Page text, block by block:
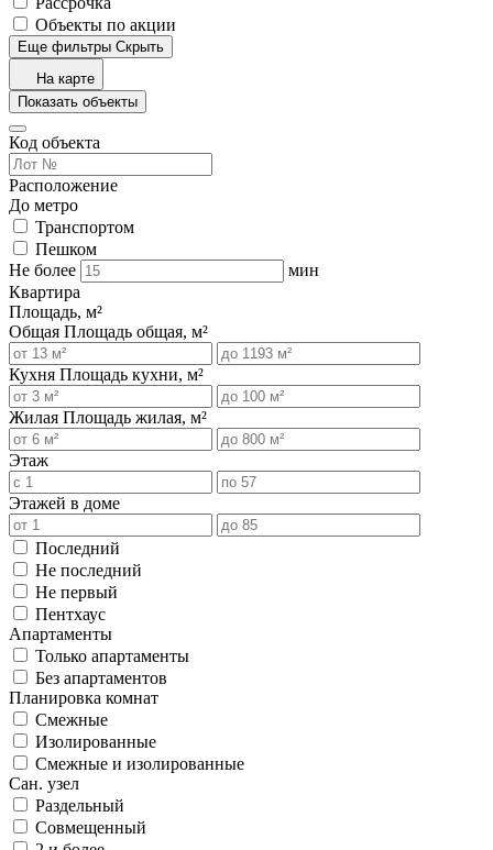
Объекты по акции
Еще фильтры Скрыть
На карте
Показать объекты
Код объекта
Расположение
До метро
Транспортом
Пешком
Не более
мин
Квартира
Площадь, м²
Общая Площадь общая, м²
Кухня Площадь кухни, м²
Жилая Площадь жилая, м²
Этаж
Этажей в доме
Последний
Не последний
Не первый
Пентхаус
Апартаменты
Только апартаменты
Без апартаментов
Планировка комнат
Смежные
Изолированные
Смежные и изолированные
Сан. узел
Раздельный
Совмещенный